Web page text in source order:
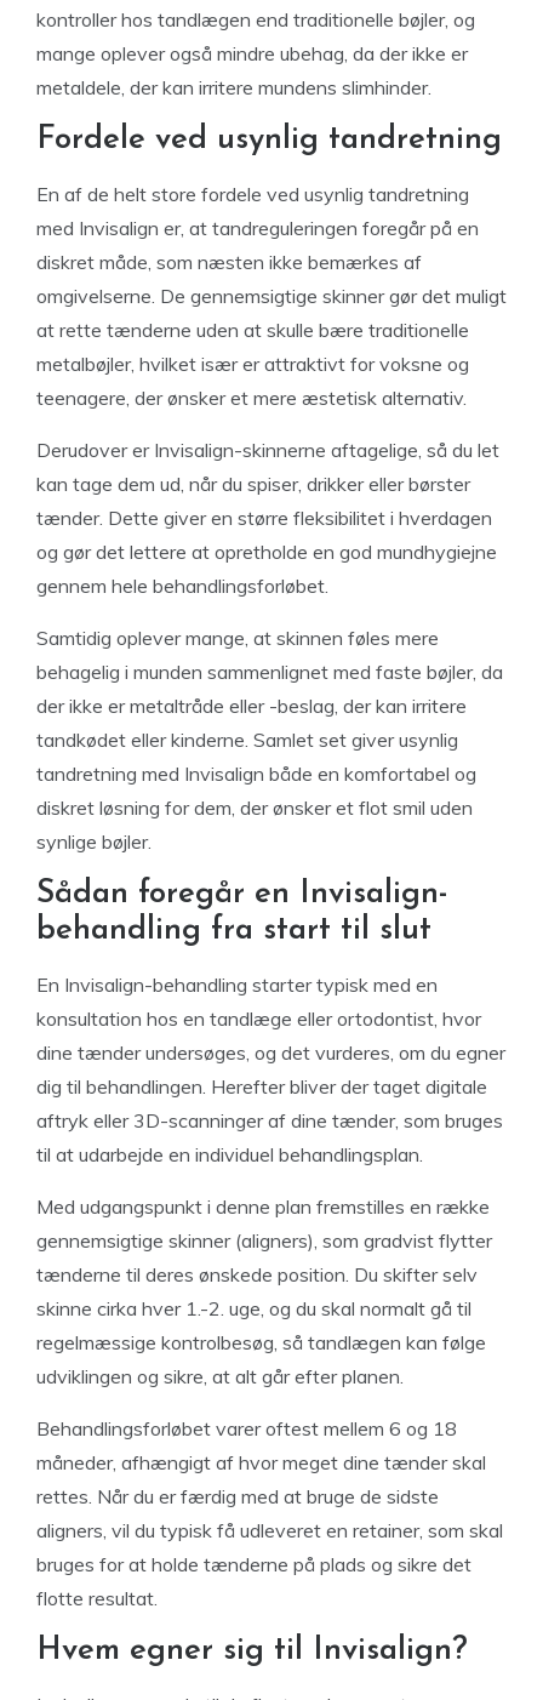
kontroller hos tandlægen end traditionelle bøjler, og
mange oplever også mindre ubehag, da der ikke er
metaldele, der kan irritere mundens slimhinder.
Fordele ved usynlig tandretning
En af de helt store fordele ved usynlig tandretning
med Invisalign er, at tandreguleringen foregår på en
diskret måde, som næsten ikke bemærkes af
omgivelserne. De gennemsigtige skinner gør det muligt
at rette tænderne uden at skulle bære traditionelle
metalbøjler, hvilket især er attraktivt for voksne og
teenagere, der ønsker et mere æstetisk alternativ.
Derudover er Invisalign-skinnerne aftagelige, så du let
kan tage dem ud, når du spiser, drikker eller børster
tænder. Dette giver en større fleksibilitet i hverdagen
og gør det lettere at opretholde en god mundhygiejne
gennem hele behandlingsforløbet.
Samtidig oplever mange, at skinnen føles mere
behagelig i munden sammenlignet med faste bøjler, da
der ikke er metaltråde eller -beslag, der kan irritere
tandkødet eller kinderne. Samlet set giver usynlig
tandretning med Invisalign både en komfortabel og
diskret løsning for dem, der ønsker et flot smil uden
synlige bøjler.
Sådan foregår en Invisalign-
behandling fra start til slut
En Invisalign-behandling starter typisk med en
konsultation hos en tandlæge eller ortodontist, hvor
dine tænder undersøges, og det vurderes, om du egner
dig til behandlingen. Herefter bliver der taget digitale
aftryk eller 3D-scanninger af dine tænder, som bruges
til at udarbejde en individuel behandlingsplan.
Med udgangspunkt i denne plan fremstilles en række
gennemsigtige skinner (aligners), som gradvist flytter
tænderne til deres ønskede position. Du skifter selv
skinne cirka hver 1.-2. uge, og du skal normalt gå til
regelmæssige kontrolbesøg, så tandlægen kan følge
udviklingen og sikre, at alt går efter planen.
Behandlingsforløbet varer oftest mellem 6 og 18
måneder, afhængigt af hvor meget dine tænder skal
rettes. Når du er færdig med at bruge de sidste
aligners, vil du typisk få udleveret en retainer, som skal
bruges for at holde tænderne på plads og sikre det
flotte resultat.
Hvem egner sig til Invisalign?